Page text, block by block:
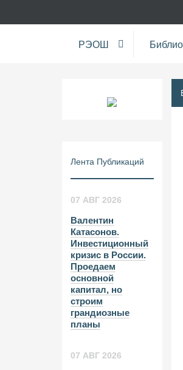
РЭОШ
Лента Публикаций
07 АВГ 2026
Валентин
Катасонов.
Инвестиционный
кризис в России.
Проедаем
основной
капитал, но
строим
грандиозные
планы
07 АВГ 2026